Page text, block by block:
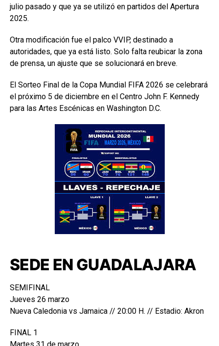
julio pasado y que ya se utilizó en partidos del Apertura
2025.
Otra modificación fue el palco VVIP, destinado a
autoridades, que ya está listo. Solo falta reubicar la zona
de prensa, un ajuste que se solucionará en breve.
El Sorteo Final de la Copa Mundial FIFA 2026 se celebrará
el próximo 5 de diciembre en el Centro John F. Kennedy
para las Artes Escénicas en Washington D.C.
SEDE EN GUADALAJARA
SEMIFINAL
Jueves 26 marzo
Nueva Caledonia vs Jamaica // 20:00 H. // Estadio: Akron
FINAL 1